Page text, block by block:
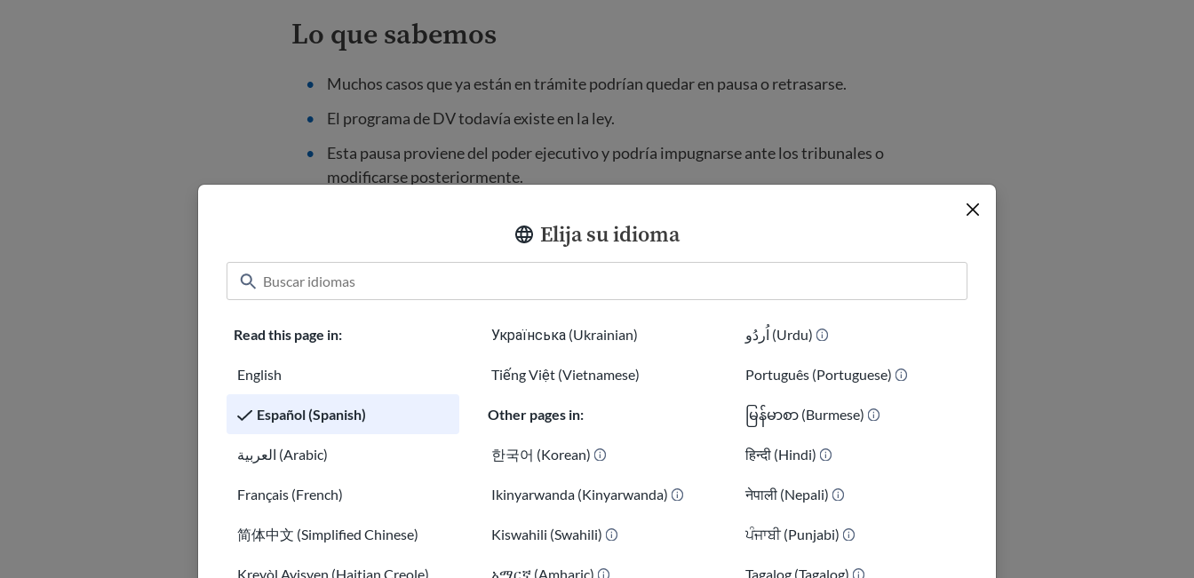
Elija su idioma
Read this page in:
English
Español (Spanish)
العربية (Arabic)
Français (French)
简体中文 (Simplified Chinese)
Kreyòl Ayisyen (Haitian Creole)
Українська (Ukrainian)
Tiếng Việt (Vietnamese)
Other pages in:
한국어 (Korean)
Ikinyarwanda (Kinyarwanda)
Kiswahili (Swahili)
አማርኛ (Amharic)
اُردُو (Urdu)
Português (Portuguese)
မြန်မာစာ (Burmese)
हिन्दी (Hindi)
नेपाली (Nepali)
ਪੰਜਾਬੀ (Punjabi)
Tagalog (Tagalog)
Lo que sabemos
Muchos casos que ya están en trámite podrían quedar en pausa o retrasarse.
El programa de DV todavía existe en la ley.
Esta pausa proviene del poder ejecutivo y podría impugnarse ante los tribunales o
modificarse posteriormente.
Lo que todavía no sabemos
Si las embajadas detendrán por completo las entrevistas de DV o solo las retrasarán.
Si los tribunales ordenarán o no al gobierno que continúe procesando los casos de
los ganadores actuales, como ocurrió en el pasado.
gobierno.
Evita las estafas de inmigración
sitios web falsos. Aprende qué hacer si has sido
víctima de un fraude.